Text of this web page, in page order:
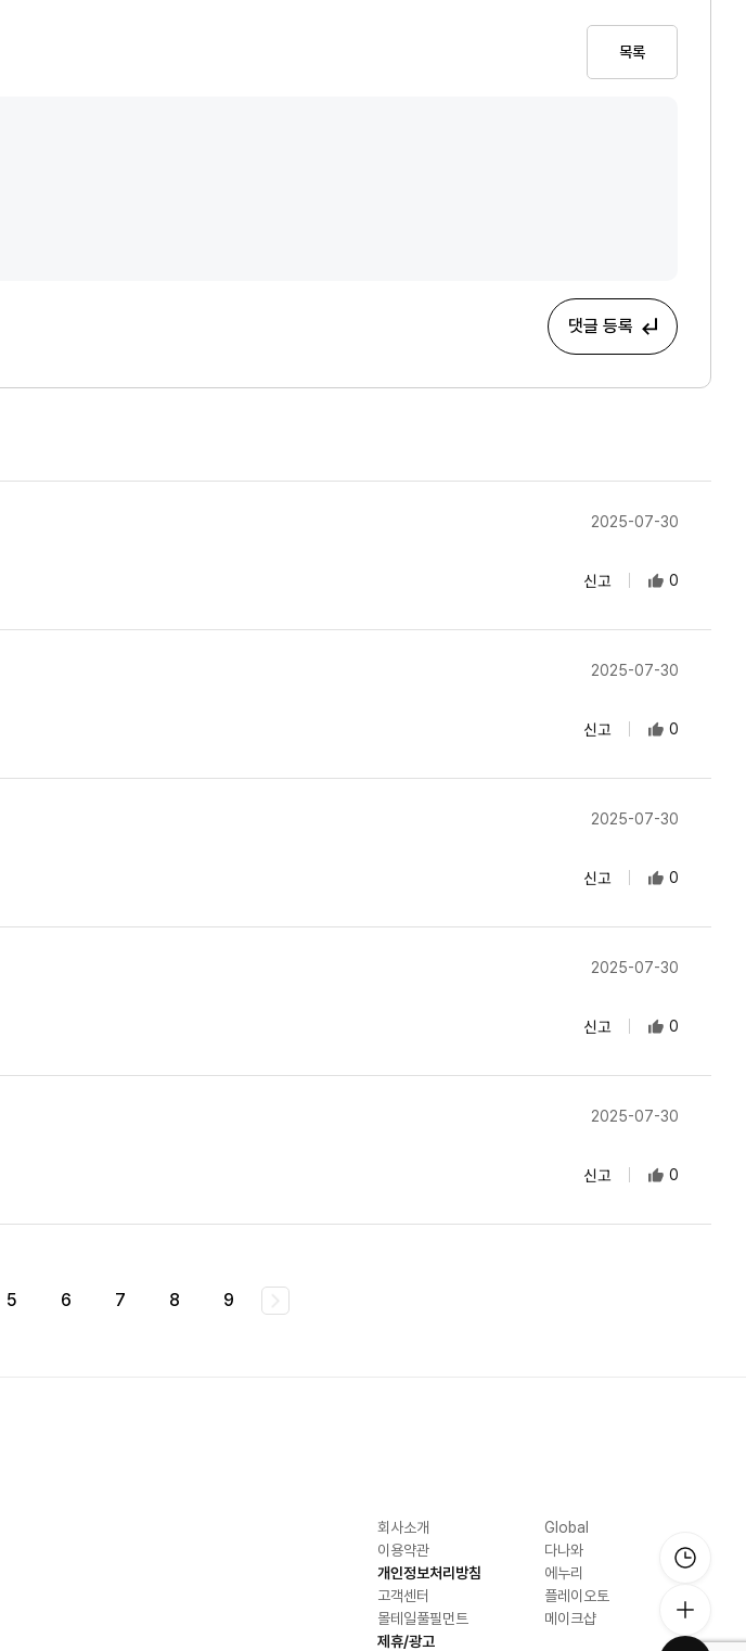
목록
댓글 등록
2025-07-30
신고 0
2025-07-30
신고 0
2025-07-30
신고 0
2025-07-30
신고 0
2025-07-30
신고 0
5 6 7 8 9
회사소개
이용약관
개인정보처리방침
고객센터
몰테일풀필먼트
제휴/광고
Global
다나와
에누리
플레이오토
메이크샵